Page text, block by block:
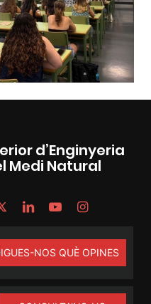
d’Enginyeria
Medi Natural
NOS QUÈ OPINES